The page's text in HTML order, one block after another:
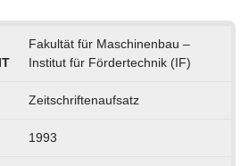
Fakultät für Maschinenbau –
Institut für Fördertechnik (IF)
Zeitschriftenaufsatz
1993